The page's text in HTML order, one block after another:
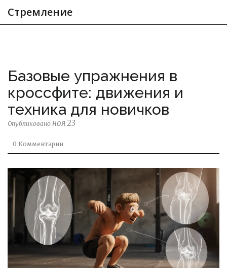
Стремление
Базовые упражнения в
кроссфите: движения и
техника для новичков
Опубликовано ноя 23
0 Комментарии